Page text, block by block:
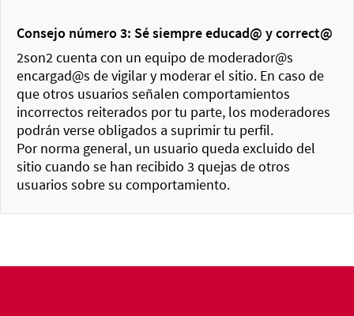
Consejo número 3: Sé siempre educad@ y correct@
2son2 cuenta con un equipo de moderador@s
encargad@s de vigilar y moderar el sitio. En caso de
que otros usuarios señalen comportamientos
incorrectos reiterados por tu parte, los moderadores
podrán verse obligados a suprimir tu perfil.
Por norma general, un usuario queda excluido del
sitio cuando se han recibido 3 quejas de otros
usuarios sobre su comportamiento.